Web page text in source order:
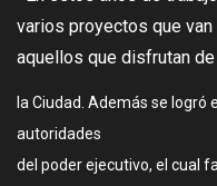
varios proyectos que
aquellos que disfrutan de
la Ciudad. Además se logró
autoridades
del poder ejecutivo, el cual